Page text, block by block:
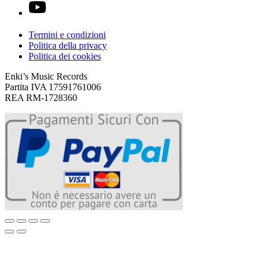
Termini e condizioni
Politica della privacy
Politica dei cookies
Enki’s Music Records
Partita IVA 17591761006
REA RM-1728360